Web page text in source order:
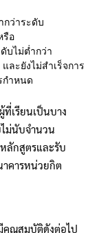
กว่าระดับ
รือ
บไม่ต่ำกว่า
ละยังไม่สำเร็จการ
กำหนด
เรียนเป็นบาง
ไม่นับจำนวน
ลักสูตรและรับ
คารหน่วยกิต
คุณสมบัติดังต่อไป